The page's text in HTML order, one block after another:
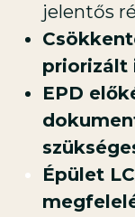
jelentős
priorizált
EPD
Épület